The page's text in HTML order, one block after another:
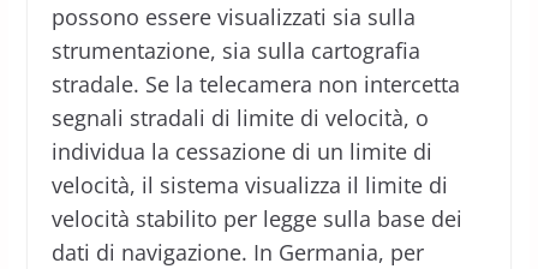
possono essere visualizzati sia sulla
strumentazione, sia sulla cartografia
stradale. Se la telecamera non intercetta
segnali stradali di limite di velocità, o
individua la cessazione di un limite di
velocità, il sistema visualizza il limite di
velocità stabilito per legge sulla base dei
dati di navigazione. In Germania, per